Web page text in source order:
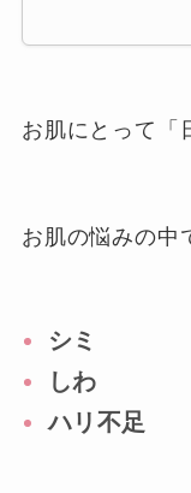
お肌にとって「
お肌の悩みの中
シミ
しわ
ハリ不足